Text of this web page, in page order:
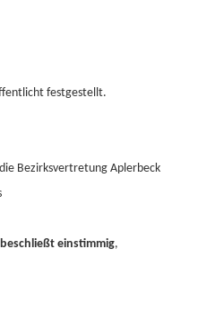
festgestellt.
Bezirksvertretung Aplerbeck
einstimmig,